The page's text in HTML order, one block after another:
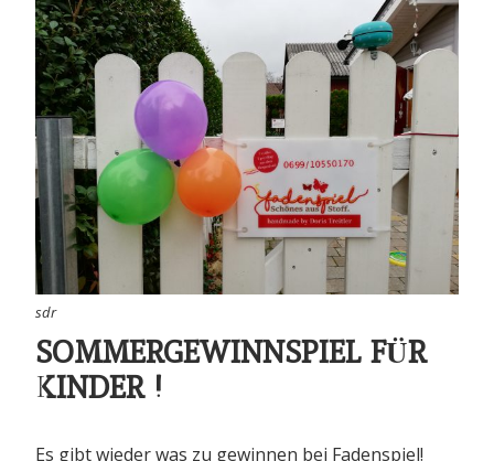
sdr
SOMMERGEWINNSPIEL FÜR
KINDER !
Es gibt wieder was zu gewinnen bei Fadenspiel!